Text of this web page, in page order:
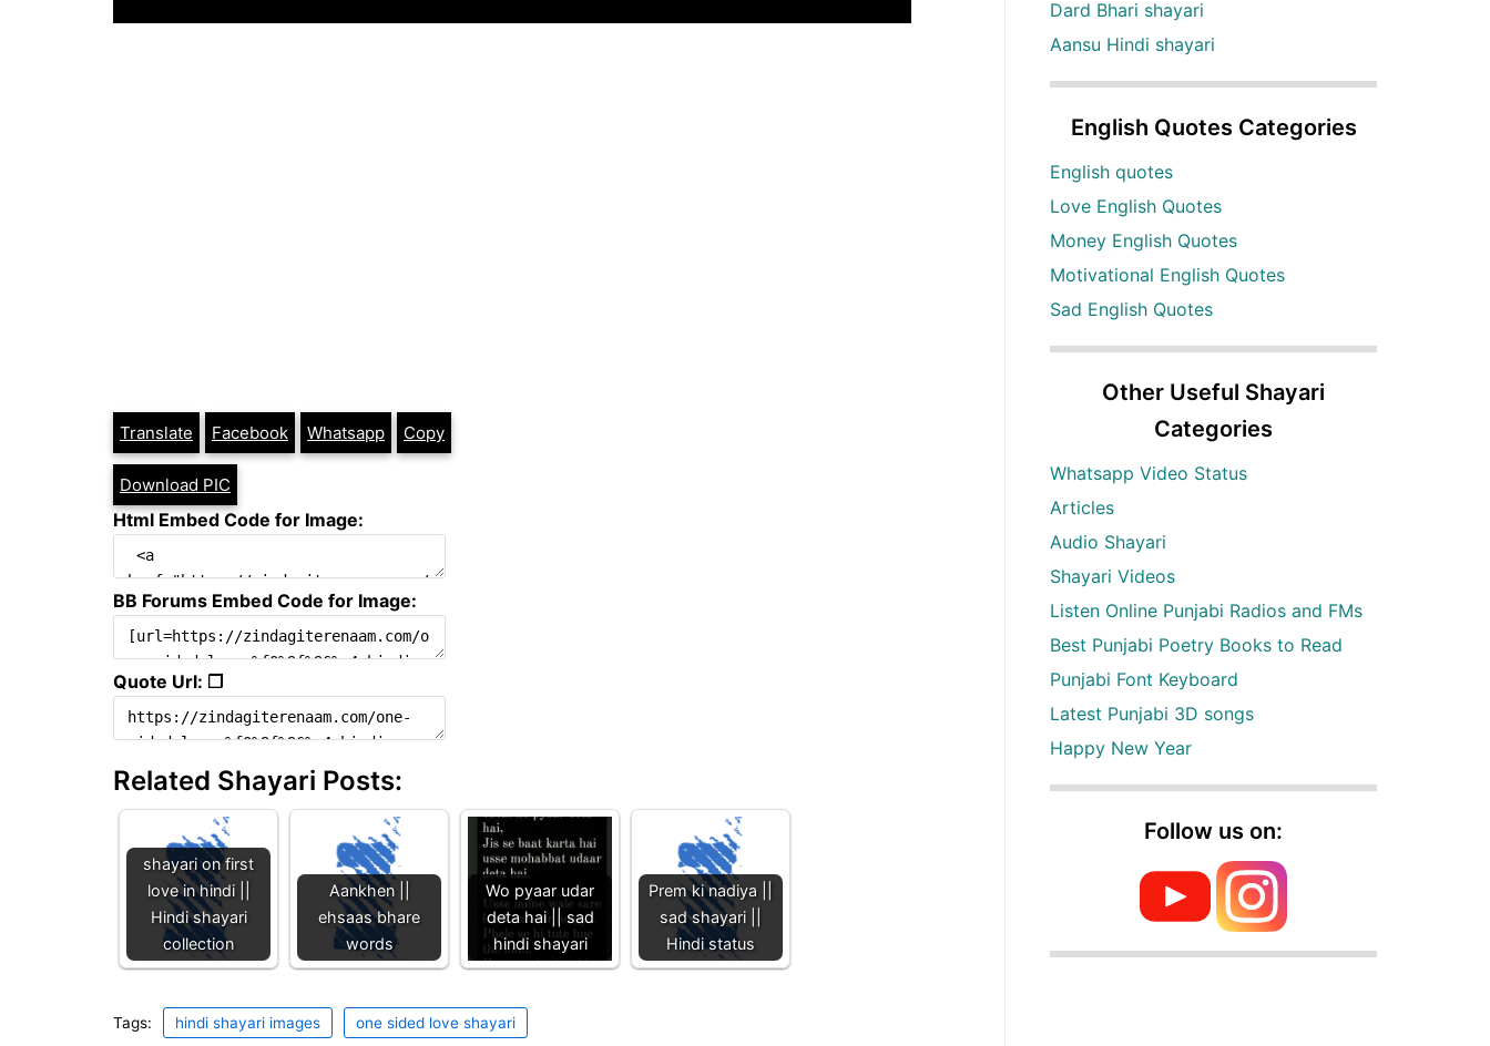
Translate Facebook Whatsapp Copy
Download PIC
Html Embed Code for Image:
BB Forums Embed Code for Image:
Quote Url: ❐
Related Shayari Posts:
shayari on first
love in hindi ||
Hindi shayari
collection
Aankhen ||
ehsaas bhare
words
Wo pyaar udar
deta hai || sad
hindi shayari
Prem ki nadiya ||
sad shayari ||
Hindi status
Tags: hindi shayari images one sided love shayari
Dard Bhari shayari
Aansu Hindi shayari
English Quotes Categories
English quotes
Love English Quotes
Money English Quotes
Motivational English Quotes
Sad English Quotes
Other Useful Shayari
Categories
Whatsapp Video Status
Articles
Audio Shayari
Shayari Videos
Listen Online Punjabi Radios and FMs
Best Punjabi Poetry Books to Read
Punjabi Font Keyboard
Latest Punjabi 3D songs
Happy New Year
Follow us on: